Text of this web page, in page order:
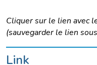
Cliquer sur le lien avec
(sauvegarder le lien
Link